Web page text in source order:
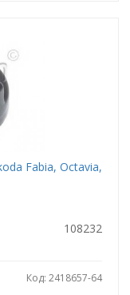
Fabia, Octavia,
108232
Код: 2418657-64